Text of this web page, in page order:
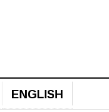
ENGLISH